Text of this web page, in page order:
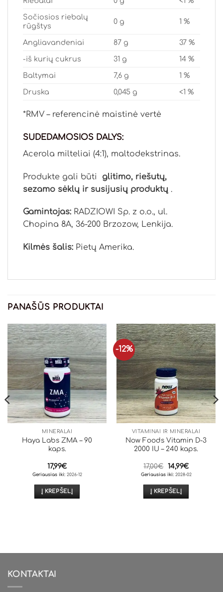
Sočiosios riebalų
rūgštys
0 g 1 %
Angliavandeniai 87 g 37 %
-iš kurių cukrus 31 g 14 %
Baltymai 7,6 g 1 %
Druska 0,045 g <1 %
*RMV – referencinė maistinė vertė
SUDEDAMOSIOS DALYS:
Acerola milteliai (4:1), maltodekstrinas.
Produkte gali būti glitimo, riešutų,
sezamo sėklų ir susijusių produktų .
Gamintojas: RADZIOWI Sp. z o.o., ul.
Chopina 8A, 36-200 Brzozow, Lenkija.
Kilmės šalis: Pietų Amerika.
PANAŠŪS PRODUKTAI
MINERALAI
Haya Labs ZMA – 90
kaps.
17,99€
Geriausias iki:2026-12
Į KREPŠELĮ
-12%
VITAMINAI IR MINERALAI
Now Foods Vitamin D-3
2000 IU – 240 kaps.
17,00€ Original
price
17,00€.
14,99€Current
price
14,99€.
Geriausias iki:2028-02
Į KREPŠELĮ
KONTAKTAI